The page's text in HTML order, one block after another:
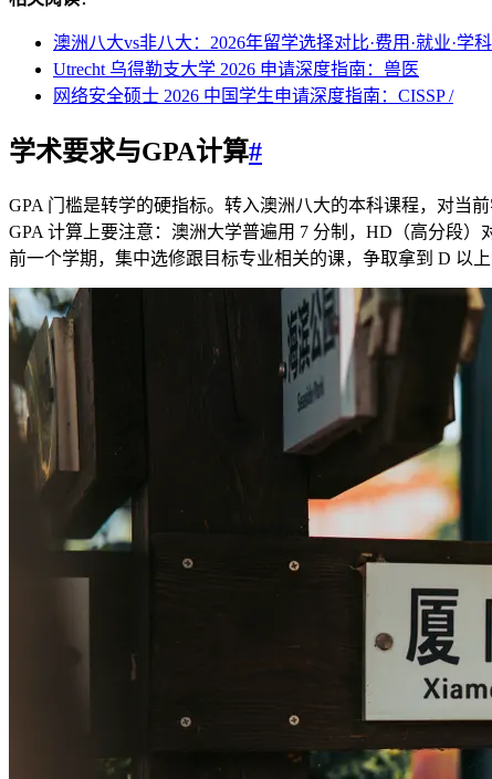
澳洲八大vs非八大：2026年留学选择对比·费用·就业·学科
Utrecht 乌得勒支大学 2026 申请深度指南：兽医
网络安全硕士 2026 中国学生申请深度指南：CISSP /
学术要求与GPA计算#
GPA 门槛是转学的硬指标。转入澳洲八大的本科课程，对当
GPA 计算上要注意：澳洲大学普遍用 7 分制，HD（高分段
前一个学期，集中选修跟目标专业相关的课，争取拿到 D 以上